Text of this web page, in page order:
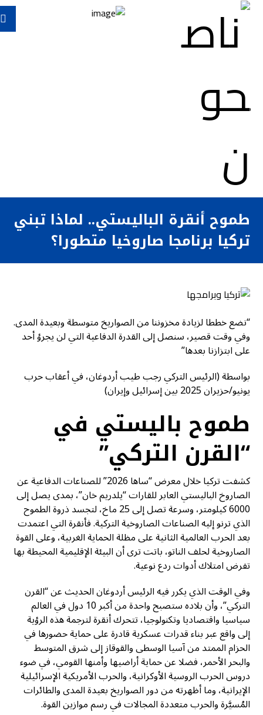
طموح أنقرة الباليستي.. لماذا تبني
تركيا برنامجا صاروخيا متطورا؟
“نضع خططا لزيادة مخزوننا من الصواريخ متوسطة وبعيدة المدى.
وفي وقت قصير، سنصل إلى القدرة الدفاعية التي لن يجرؤ أحد
على ابتزازنا بعدها”
بواسطة (الرئيس التركي رجب طيب أردوغان، في أعقاب حرب
يونيو/حزيران 2025 بين إسرائيل وإيران)
طموح باليستي في
“القرن التركي”
كشفت تركيا خلال معرض “ساها 2026” للصناعات الدفاعية عن
الصاروخ الباليستي العابر للقارات “يلدريم خان”، بمدى يصل إلى
6000 كيلومتر، وسرعة تصل إلى 25 ماخ، لتجسد ذروة الطموح
الذي ترنو إليه الصناعات الصاروخية التركية. فأنقرة التي اعتمدت
بعد الحرب العالمية الثانية على مظلة الحماية الغربية، وعلى القوة
الصاروخية لحلف الناتو، باتت ترى أن البيئة الإقليمية المحيطة بها
تفرض امتلاك أدوات ردع نوعية.
وفي الوقت الذي يكرر فيه الرئيس أردوغان الحديث عن “القرن
التركي”، وأن بلاده ستصبح واحدة من أكبر 10 دول في العالم
سياسيا واقتصاديا وتكنولوجيا، تتحرك أنقرة لترجمة هذه الرؤية
إلى واقع عبر بناء قدرات عسكرية قادرة على حماية حضورها في
الحزام الممتد من آسيا الوسطى والقوقاز إلى شرق المتوسط
والبحر الأحمر، فضلا عن حماية أراضيها وأمنها القومي، في ضوء
دروس الحرب الروسية الأوكرانية، والحرب الأمريكية الإسرائيلية
الإيرانية، وما أظهرته من دور الصواريخ بعيدة المدى والطائرات
المُسيَّرة والحرب متعددة المجالات في رسم موازين القوة.